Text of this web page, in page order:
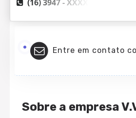
(16) 3947 -XXXX
Entre em contato
Sobre a empresa